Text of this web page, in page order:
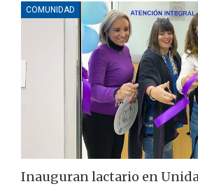
COMUNIDAD
Inauguran lactario en